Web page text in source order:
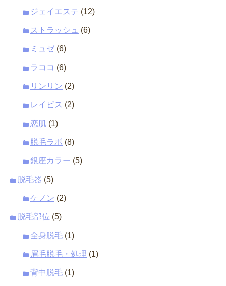
ジェイエステ (12)
ストラッシュ (6)
ミュゼ (6)
ラココ (6)
リンリン (2)
レイビス (2)
恋肌 (1)
脱毛ラボ (8)
銀座カラー (5)
脱毛器 (5)
ケノン (2)
脱毛部位 (5)
全身脱毛 (1)
眉毛脱毛・処理 (1)
背中脱毛 (1)